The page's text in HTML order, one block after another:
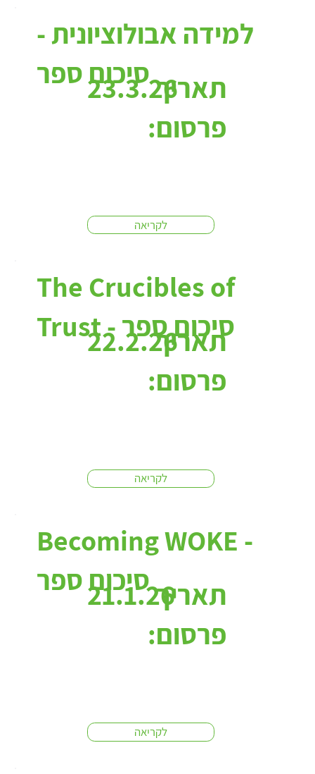
למידה אבולוציונית -
סיכום ספר
לקריאה
23.3.26תאריך
פרסום:
The Crucibles of
Trust - סיכום ספר
לקריאה
22.2.26תאריך
פרסום:
Becoming WOKE -
סיכום ספר
לקריאה
21.1.26תאריך
פרסום: